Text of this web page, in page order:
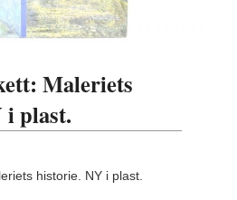
Maleriets
i plast.
historie. NY i plast.